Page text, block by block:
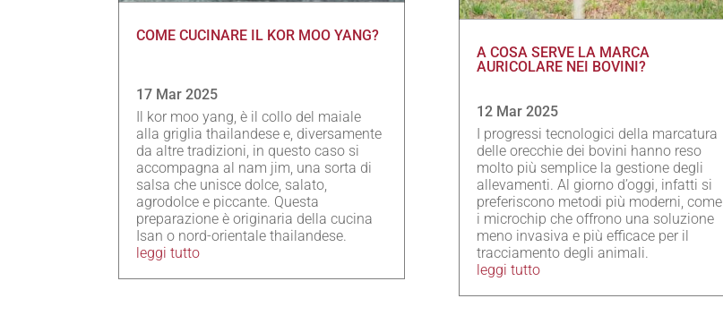
COME CUCINARE IL KOR MOO YANG?
17 Mar 2025
Il kor moo yang, è il collo del maiale
alla griglia thailandese e, diversamente
da altre tradizioni, in questo caso si
accompagna al nam jim, una sorta di
salsa che unisce dolce, salato,
agrodolce e piccante. Questa
preparazione è originaria della cucina
Isan o nord-orientale thailandese.
leggi tutto
A COSA SERVE LA MARCA
AURICOLARE NEI BOVINI?
12 Mar 2025
I progressi tecnologici della marcatura
delle orecchie dei bovini hanno reso
molto più semplice la gestione degli
allevamenti. Al giorno d’oggi, infatti si
preferiscono metodi più moderni, come
i microchip che offrono una soluzione
meno invasiva e più efficace per il
tracciamento degli animali.
leggi tutto